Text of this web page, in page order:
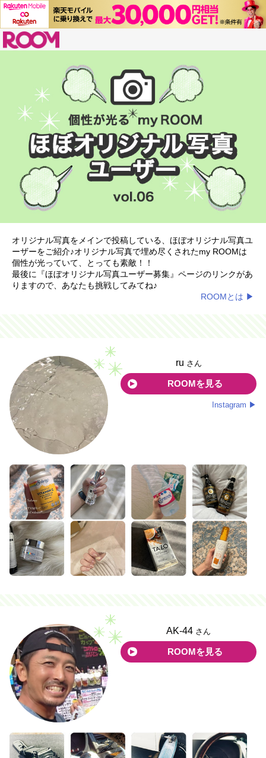
オリジナル写真をメインで投稿している、ほぼオリジナル写真ユ
ーザーをご紹介♪オリジナル写真で埋め尽くされたmy ROOMは
個性が光っていて、とっても素敵！！
最後に『ほぼオリジナル写真ユーザー募集』ページのリンクがあ
りますので、あなたも挑戦してみてね♪
ROOMとは ▶
ru さん
ROOMを見る
Instagram ▶
AK-44 さん
ROOMを見る